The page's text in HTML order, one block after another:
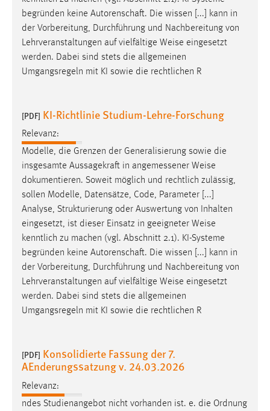
begründen keine Autorenschaft. Die wissen [...] kann in
der Vorbereitung, Durchführung und Nachbereitung von
Lehrveranstaltungen auf vielfältige Weise eingesetzt
werden. Dabei sind stets die allgemeinen
Umgangsregeln mit KI sowie die rechtlichen R
[PDF] KI-Richtlinie Studium-Lehre-Forschung
Relevanz:
Modelle, die Grenzen der Generalisierung sowie die
insgesamte Aussagekraft in angemessener Weise
dokumentieren. Soweit möglich und rechtlich zulässig,
sollen Modelle, Datensätze, Code, Parameter [...]
Analyse, Strukturierung oder Auswertung von Inhalten
eingesetzt, ist dieser Einsatz in geeigneter Weise
kenntlich zu machen (vgl. Abschnitt 2.1). KI-Systeme
begründen keine Autorenschaft. Die wissen [...] kann in
der Vorbereitung, Durchführung und Nachbereitung von
Lehrveranstaltungen auf vielfältige Weise eingesetzt
werden. Dabei sind stets die allgemeinen
Umgangsregeln mit KI sowie die rechtlichen R
[PDF] Konsolidierte Fassung der 7.
AEnderungssatzung v. 24.03.2026
Relevanz:
ndes Studienangebot nicht vorhanden ist. e. die Ordnung
STATISTIK
Statistik Cookies erfassen Informationen anonym.
Diese Informationen helfen uns zu verstehen, wie
unsere Besucher unsere Website nutzen.
_pk_ref, _pk_cvar, _pk_id, _pk_ses
Zweck:
Zugriffsstatistik
Cookie Laufzeit:
Max. 13 Monate
MARKETING
Marketing Cookies werden von Drittanbietern
verwendet, um personalisierte Werbung anzuzeigen.
Sie tun dies, indem sie Besucher über Websites
hinweg verfolgen.
Name:
_gcl_au
Anbieter:
Google Ireland Limited